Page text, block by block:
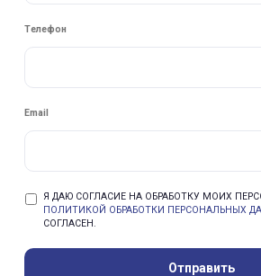
Телефон
Email
Я ДАЮ СОГЛАСИЕ НА ОБРАБОТКУ МОИХ
ПОЛИТИКОЙ ОБРАБОТКИ ПЕРСОНАЛЬНЫХ
СОГЛАСЕН.
Отправить